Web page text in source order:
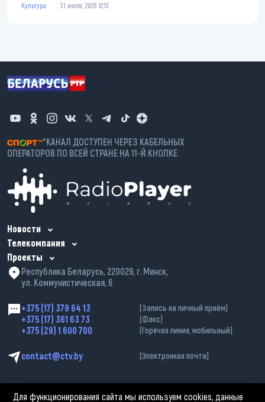
Культура 31 июля, 2026 12:13
*КАНАЛ ДОСТУПЕН ЧЕРЕЗ КАБЕЛЬНЫХ
ОПЕРАТОРОВ ПО ВСЕЙ СТРАНЕ НА 11-Й КНОПКЕ.
Новости
Телекомпания
Проекты
Республика Беларусь, 220029, г. Минск,
ул. Коммунистическая, 6
+375 (17) 379 64 13 (Запись на личный приём)
+375 (17) 361 63 73 (Факс)
+375 (29) 1 600 700 (Горячая линия, мобильный)
contact@ctv.by (Электронная почта)
Для функционирования сайта мы используем cookies, данные